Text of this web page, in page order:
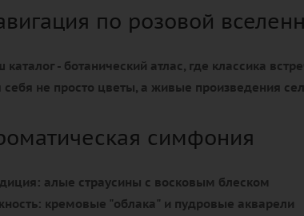
по розовой
каталог - ботанический атлас, где классика
себя не просто цветы, а живые произведения
симфония
алые страусины с восковым блеском
кремовые "облака" и пудровые акварели